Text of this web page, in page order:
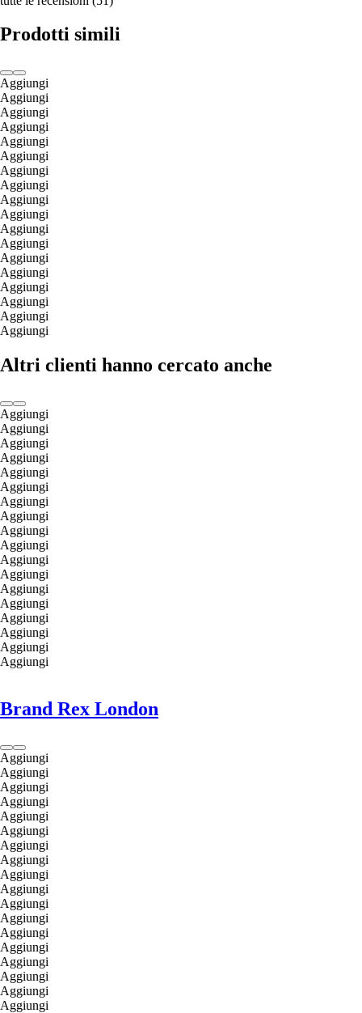
Prodotti simili
Aggiungi
Aggiungi
Aggiungi
Aggiungi
Aggiungi
Aggiungi
Aggiungi
Aggiungi
Aggiungi
Aggiungi
Aggiungi
Aggiungi
Aggiungi
Aggiungi
Aggiungi
Aggiungi
Aggiungi
Aggiungi
Altri clienti hanno cercato anche
Aggiungi
Aggiungi
Aggiungi
Aggiungi
Aggiungi
Aggiungi
Aggiungi
Aggiungi
Aggiungi
Aggiungi
Aggiungi
Aggiungi
Aggiungi
Aggiungi
Aggiungi
Aggiungi
Aggiungi
Aggiungi
Brand Rex London
Aggiungi
Aggiungi
Aggiungi
Aggiungi
Aggiungi
Aggiungi
Aggiungi
Aggiungi
Aggiungi
Aggiungi
Aggiungi
Aggiungi
Aggiungi
Aggiungi
Aggiungi
Aggiungi
Aggiungi
Aggiungi